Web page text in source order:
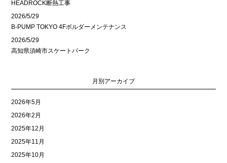
HEADROCK断熱工事
2026/5/29
B-PUMP TOKYO 4Fボルダーメンテナンス
2026/5/29
高知県須崎市スケートパーク
月別アーカイブ
2026年5月
2026年2月
2025年12月
2025年11月
2025年10月